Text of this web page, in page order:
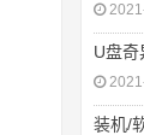
U盘奇
装机/